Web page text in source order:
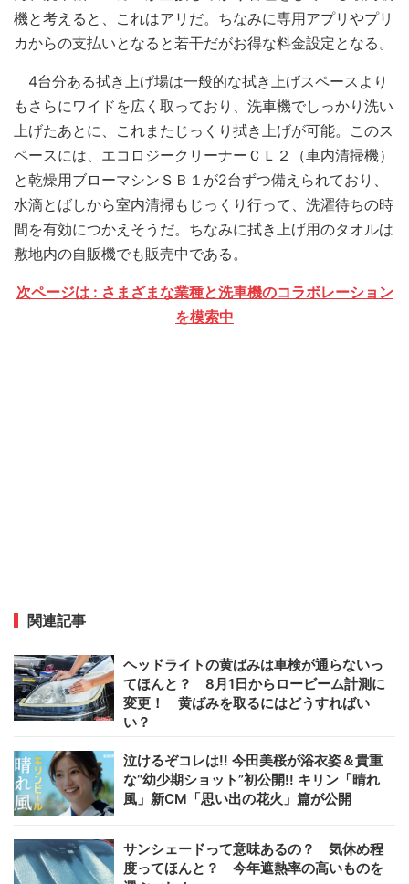
機と考えると、これはアリだ。ちなみに専用アプリやプリ
カからの支払いとなると若干だがお得な料金設定となる。
4台分ある拭き上げ場は一般的な拭き上げスペースより
もさらにワイドを広く取っており、洗車機でしっかり洗い
上げたあとに、これまたじっくり拭き上げが可能。このス
ペースには、エコロジークリーナーＣＬ２（車内清掃機）
と乾燥用ブローマシンＳＢ１が2台ずつ備えられており、
水滴とばしから室内清掃もじっくり行って、洗濯待ちの時
間を有効につかえそうだ。ちなみに拭き上げ用のタオルは
敷地内の自販機でも販売中である。
次ページは : さまざまな業種と洗車機のコラボレーション
を模索中
関連記事
ヘッドライトの黄ばみは車検が通らないっ
てほんと？ 8月1日からロービーム計測に
変更！ 黄ばみを取るにはどうすればい
い？
泣けるぞコレは!! 今田美桜が浴衣姿＆貴重
な“幼少期ショット”初公開!! キリン「晴れ
風」新CM「思い出の花火」篇が公開
サンシェードって意味あるの？ 気休め程
度ってほんと？ 今年遮熱率の高いものを